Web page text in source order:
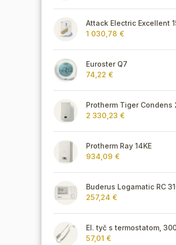
1 030,78 €
Euroster Q7
74,22 €
2 330,23 €
Protherm Ray 14KE
934,09 €
257,24 €
57,01 €